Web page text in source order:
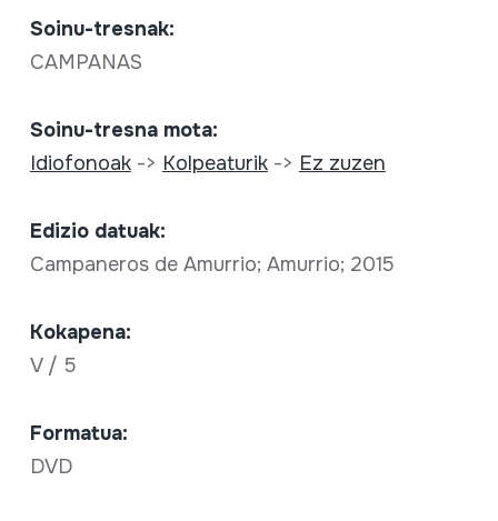
Soinu-tresnak:
CAMPANAS
Soinu-tresna mota:
Idiofonoak-> Kolpeaturik-> Ez zuzen
Edizio datuak:
Campaneros de Amurrio; Amurrio; 2015
Kokapena:
V / 5
Formatua:
DVD